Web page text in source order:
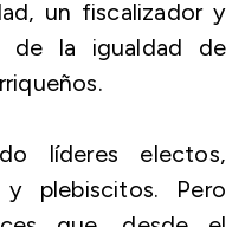
un fiscalizador y
de la igualdad de
líderes electos,
y plebiscitos. Pero